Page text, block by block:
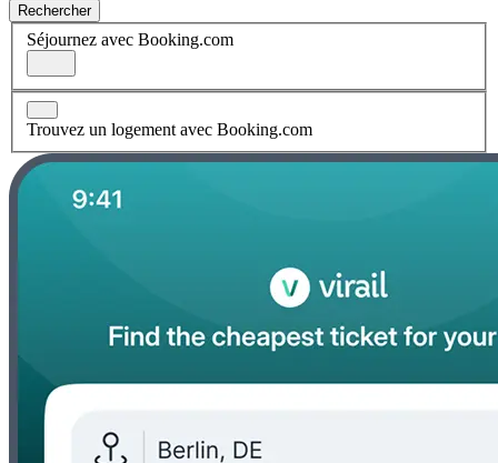
Rechercher
Séjournez avec Booking.com
Trouvez un logement avec Booking.com